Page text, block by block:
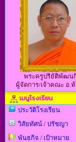
พระครูปริยัติพัฒน
ผู้จัดการ/เจ้าคณะ อ.
เมนูโรงเรียน
ประวัติโรงเรียน
วิสัยทัศน์ / ปรัชญา
พันธกิจ / เป้าหมาย